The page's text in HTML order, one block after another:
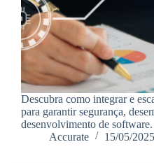
Descubra como integrar e
para garantir segurança,
desenvolvimento de software.
Accurate
15/05/2025